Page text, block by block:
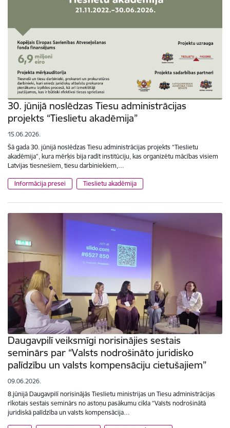
30. jūnijā noslēdzas Tiesu administrācijas
projekts “Tieslietu akadēmija”
15.06.2026.
Šā gada 30. jūnijā noslēdzas Tiesu administrācijas projekts “Tieslietu
akadēmija”, kura mērķis bija radīt institūciju, kas organizētu mācības visiem
Latvijas tiesnešiem, tiesu darbiniekiem,…
Informācija presei Tieslietu akadēmija
Daugavpilī veiksmīgi norisinājies sestais
seminārs par “Valsts nodrošināto juridisko
palīdzību un valsts kompensāciju cietušajiem”
09.06.2026.
8.jūnijā Daugavpilī norisinājās Tieslietu ministrijas un Tiesu administrācijas
rīkotais sestais seminārs no astoņu pasākumu cikla “Valsts nodrošinātā
juridiskā palīdzība un valsts kompensācija…